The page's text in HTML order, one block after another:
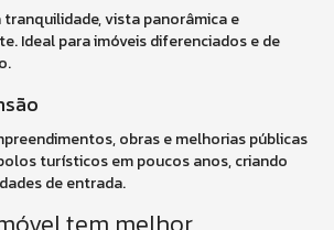
vista panorâmica e
Ideal para imóveis diferenciados e de
obras e melhorias públicas
turísticos em poucos anos, criando
de entrada.